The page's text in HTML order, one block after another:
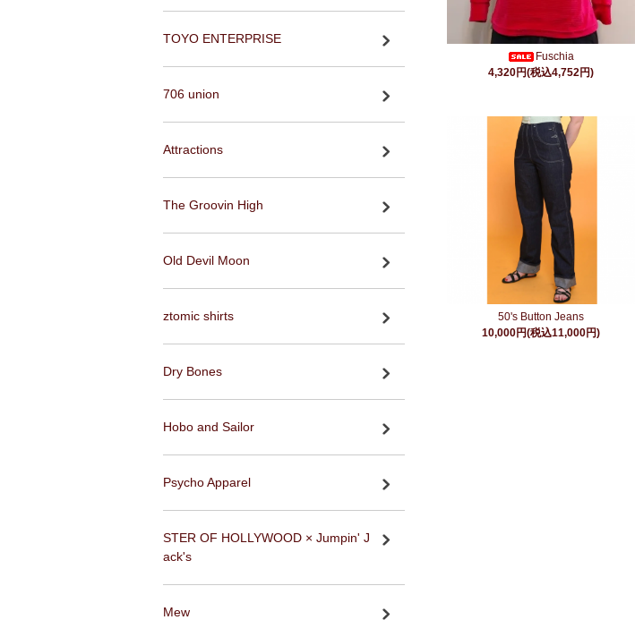
Fuschia
4,320円(税込4,752円)
50's Button Jeans
10,000円(税込11,000円)
TOYO ENTERPRISE
706 union
Attractions
The Groovin High
Old Devil Moon
ztomic shirts
Dry Bones
Hobo and Sailor
Psycho Apparel
STER OF HOLLYWOOD × Jumpin' J
ack's
Mew